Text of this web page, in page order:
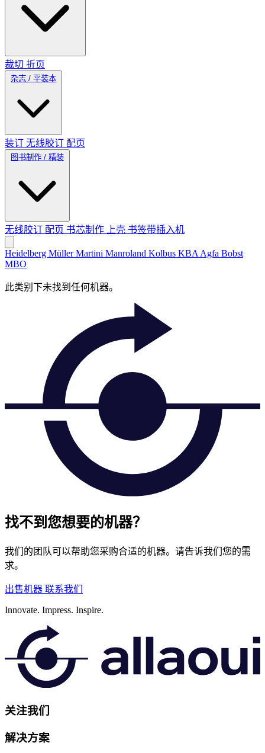
裁切 折页
杂志 / 平装本
装订 无线胶订 配页
图书制作 / 精装
无线胶订 配页 书芯制作 上壳 书签带插入机
Heidelberg Müller Martini Manroland Kolbus KBA Agfa Bobst
MBO
此类别下未找到任何机器。
找不到您想要的机器？
我们的团队可以帮助您采购合适的机器。请告诉我们您的需
求。
出售机器 联系我们
Innovate. Impress. Inspire.
关注我们
解决方案